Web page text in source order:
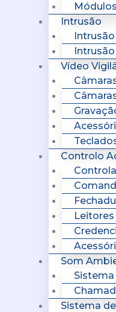
Módulos
Intrusão
Vídeo
Controlo
Leitores
Som
Sistema
Sistema